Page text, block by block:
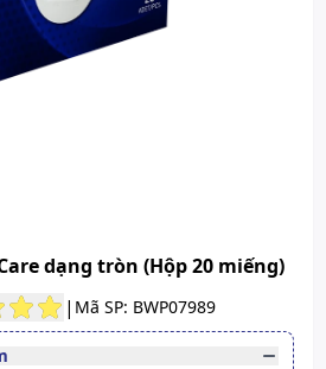
dạng tròn (Hộp 20 miếng)
| Mã SP: BWP07989